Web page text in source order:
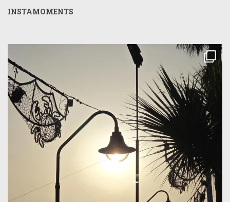
INSTAMOMENTS